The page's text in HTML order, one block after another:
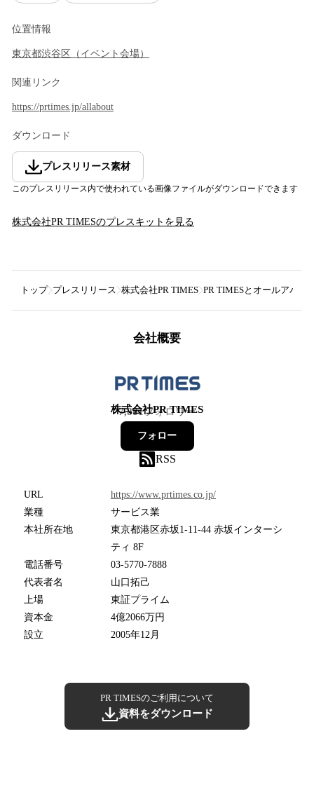
位置情報
東京都渋谷区 （ イベント会場）
関連リンク
https://prtimes.jp/allabout
ダウンロード
プレスリリース素材
このプレスリリース内で使われている画像ファイルがダウンロードできます
株式会社PR TIMESのプレスキットを見る
トップ プレスリリース 株式会社PR TIMES PR TIMESとオールアバウ
会社概要
株式会社PR TIMES
7,881フォロワー
フォロー
RSS
URL
https://www.prtimes.co.jp/
業種
サービス業
本社所在地
東京都港区赤坂1-11-44 赤坂インターシ
ティ 8F
電話番号
03-5770-7888
代表者名
山口拓己
上場
東証プライム
資本金
4億2066万円
設立
2005年12月
PR TIMESのご利用について
資料をダウンロード